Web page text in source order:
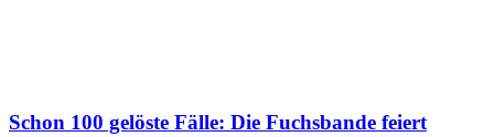
Schon 100 gelöste Fälle: Die Fuchsbande feiert